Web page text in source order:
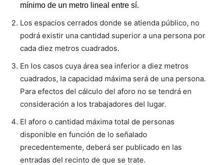
mínimo de un metro lineal entre sí.
Los espacios cerrados donde se atienda público, no
podrá existir una cantidad superior a una persona por
cada diez metros cuadrados.
En los casos cuya área sea inferior a diez metros
cuadrados, la capacidad máxima será de una persona.
Para efectos del cálculo del aforo no se tendrá en
consideración a los trabajadores del lugar.
El aforo o cantidad máxima total de personas
disponible en función de lo señalado
precedentemente, deberá ser publicado en las
entradas del recinto de que se trate.